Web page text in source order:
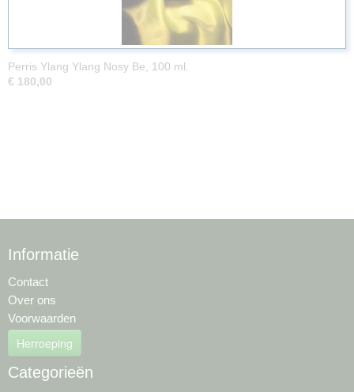
Perris Ylang Ylang Nosy Be, 100 ml.
€ 180,00
Informatie
Contact
Over ons
Voorwaarden
Herroeping
Categorieën